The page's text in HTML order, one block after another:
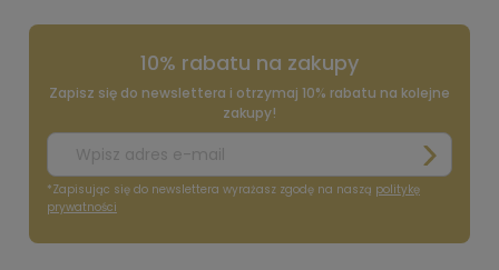
10% rabatu na zakupy
Zapisz się do newslettera i otrzymaj 10% rabatu na kolejne
zakupy!
*Zapisując się do newslettera wyrażasz zgodę na naszą politykę
prywatności